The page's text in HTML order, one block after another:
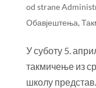
od strane
Обавјештења,
У суботу 5.
такмичење из
школу